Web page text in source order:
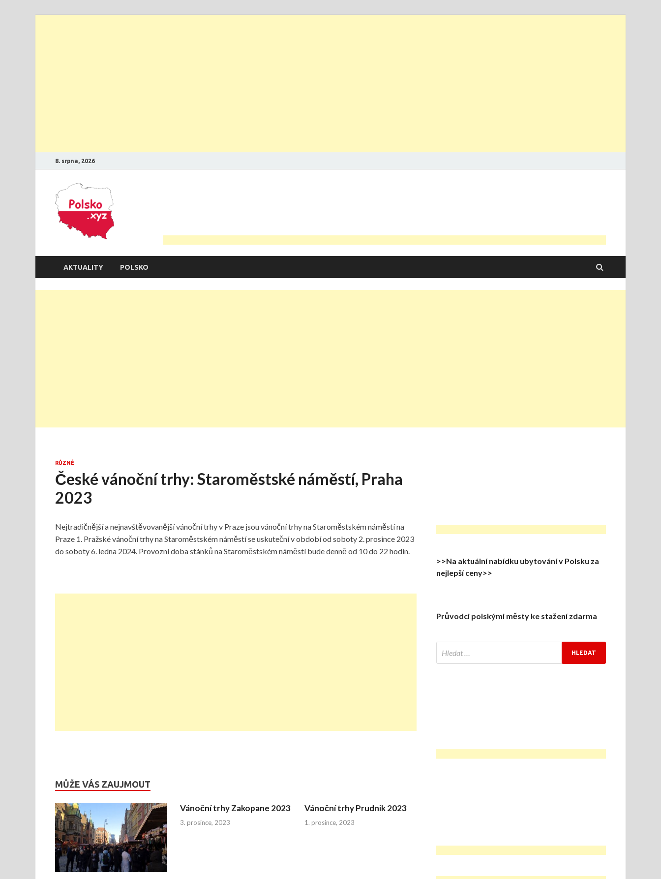
8. srpna, 2026
AKTUALITY POLSKO
RŮZNÉ
České vánoční trhy: Staroměstské náměstí, Praha
2023
Nejtradičnější a nejnavštěvovanější vánoční trhy v Praze jsou vánoční trhy na Staroměstském náměstí na
Praze 1. Pražské vánoční trhy na Staroměstském náměstí se uskuteční v období od soboty 2. prosince 2023
do soboty 6. ledna 2024. Provozní doba stánků na Staroměstském náměstí bude denně od 10 do 22 hodin.
MŮŽE VÁS ZAUJMOUT
Vánoční trhy Zakopane 2023
3. prosince, 2023
Vánoční trhy Prudnik 2023
1. prosince, 2023
>>Na aktuální nabídku ubytování v Polsku za
nejlepší ceny>>
Průvodci polskými městy ke stažení zdarma